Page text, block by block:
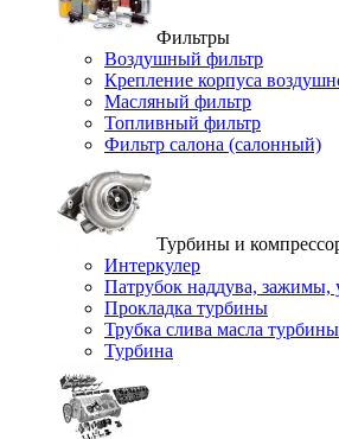
Фильтры
Воздушный фильтр
Крепление корпуса
Масляный фильтр
Топливный фильтр
Фильтр салона (салонный)
Турбины и
Интеркулер
Патрубок наддува, зажимы,
Прокладка турбины
Трубка слива масла турбины
Турбина